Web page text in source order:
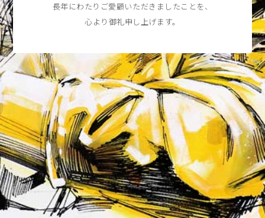
長年にわたりご愛顧いただきましたことを、
心より御礼申し上げます。